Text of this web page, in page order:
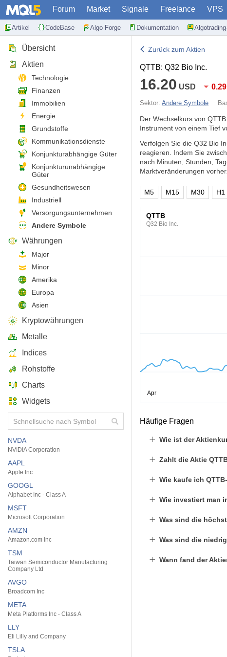
Forum Market Signale Freelance VPS
Artikel CodeBase Algo Forge Dokumentation
Übersicht
Aktien
Technologie
Finanzen
Immobilien
Energie
Grundstoffe
Kommunikationsdienste
Konjunkturabhängige Güter
Konjunkturunabhängige
Güter
Gesundheitswesen
Industriell
Versorgungsunternehmen
Andere Symbole
Währungen
Major
Minor
Amerika
Europa
Asien
Kryptowährungen
Metalle
Indices
Rohstoffe
Charts
Widgets
NVDA
NVIDIA Corporation
AAPL
Apple Inc
GOOGL
Alphabet Inc - Class A
MSFT
Microsoft Corporation
AMZN
Amazon.com Inc
TSM
Taiwan Semiconductor Manufacturing
Company Ltd
AVGO
Broadcom Inc
META
Meta Platforms Inc - Class A
LLY
Eli Lilly and Company
TSLA
Zurück zum Aktien
QTTB: Q32 Bio Inc.
16.20 USD 0.29
Sektor: Andere Symbole
Der Wechselkurs von
Instrument von einem Tief
Verfolgen Sie die Q32 Bio
reagieren. Indem Sie
nach Minuten, Stunden,
Marktveränderungen
M5 M15 M30 H1
QTTB
Q32 Bio Inc.
Häufige Fragen
Wie ist der
Zahlt die Aktie
Wie kaufe ich
Wie investiert man
Was sind die
Was sind die
Wann fand der